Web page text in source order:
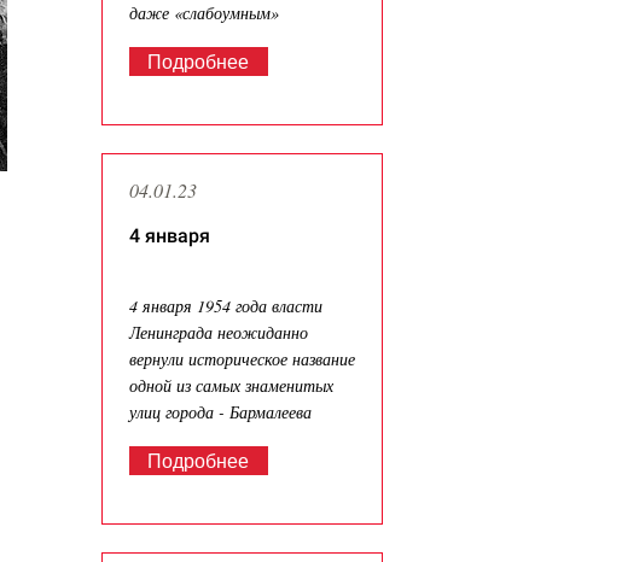
даже «слабоумным»
Подробнее
04.01.23
4 января
4 января 1954 года власти
Ленинграда неожиданно
вернули историческое название
одной из самых знаменитых
улиц города - Бармалеева
Подробнее